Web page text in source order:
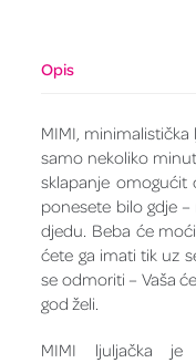
Opis
MIMI,
samo nekoliko
sklapanje omogućit
ponesete bilo gdje
djedu. Beba će
ćete ga imati tik uz
se odmoriti – Vaša
god želi.
MIMI ljuljačka